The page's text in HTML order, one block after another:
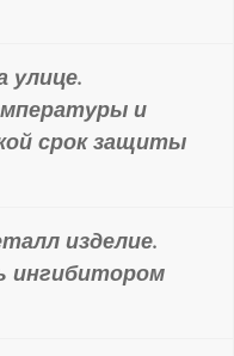
улице.
и
срок защиты
изделие.
ингибитором